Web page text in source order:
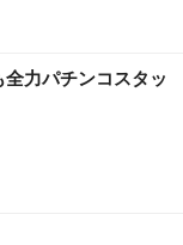
力パチンコスタッ